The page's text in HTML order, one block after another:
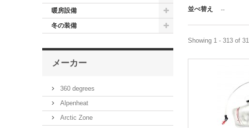
暖房設備
冬の装備
メーカー
360 degrees
Alpenheat
Arctic Zone
並べ替え --
Showing 1 - 313 of